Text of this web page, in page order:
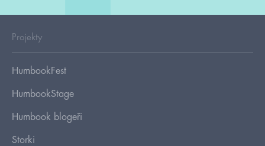
Projekty
HumbookFest
HumbookStage
Humbook blogeři
Storki